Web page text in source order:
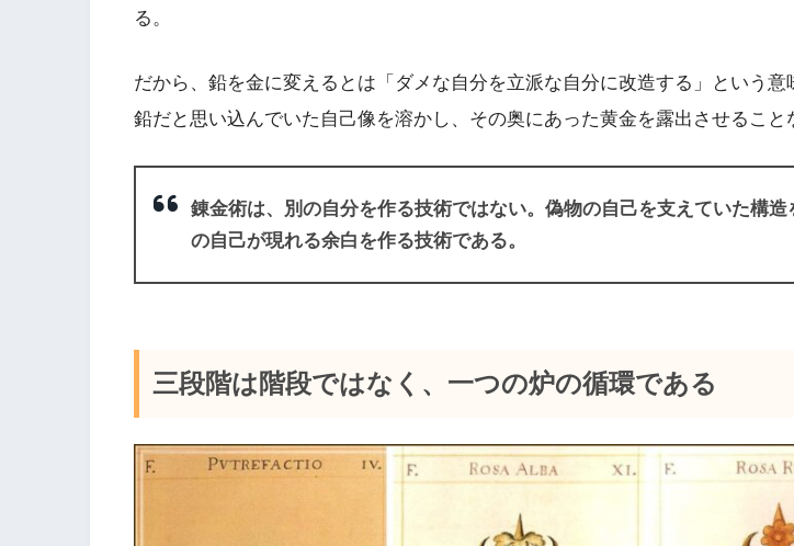
る。
だから、鉛を金に変えるとは「ダメな自分を立派な自分に改造する」という意
鉛だと思い込んでいた自己像を溶かし、その奥にあった黄金を露出させること
錬金術は、別の自分を作る技術ではない。偽物の自己を支えていた構造
の自己が現れる余白を作る技術である。
三段階は階段ではなく、一つの炉の循環である